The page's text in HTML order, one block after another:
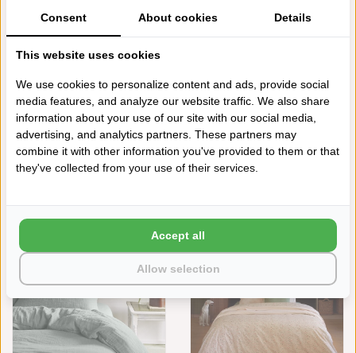
SALE FLANEL
VANAF
Consent About cookies Details
This website uses cookies
We use cookies to personalize content and ads, provide social
media features, and analyze our website traffic. We also share
information about your use of our site with our social media,
advertising, and analytics partners. These partners may
combine it with other information you've provided to them or that
they've collected from your use of their services.
Allow selection
Accept all